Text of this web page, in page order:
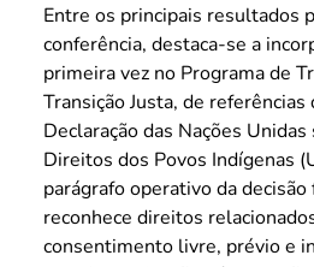
Entre os principais resultados
conferência, destaca-se a
primeira vez no Programa de
Transição Justa, de referências
Declaração das Nações Unidas
Direitos dos Povos Indígenas
parágrafo operativo da
reconhece direitos
consentimento livre, prévio e